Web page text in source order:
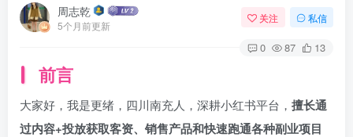
周志乾
5个月前更新
关注 私信
0 87 13
前言
大家好，我是更绪，四川南充人，深耕小红书平台， 擅长通
过内容+投放获取客资、销售产品和快速跑通各种副业项目